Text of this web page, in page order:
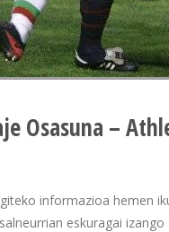
Osasuna –
informazioa hemen
eskuragai